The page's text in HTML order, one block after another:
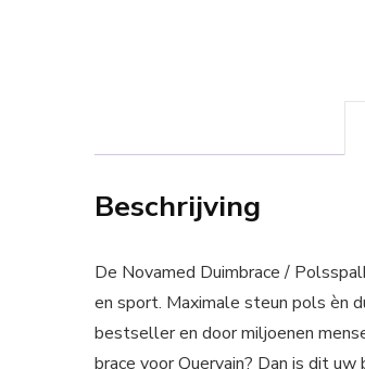
Beschrijving
De Novamed Duimbrace /
en sport. Maximale steun pols èn
bestseller en door miljoenen
brace voor Quervain? Dan is dit